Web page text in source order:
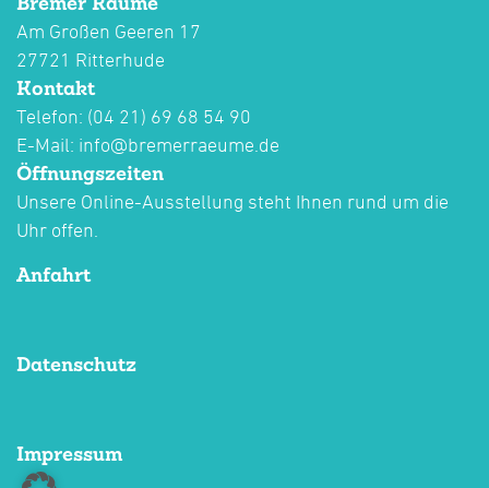
Am Großen Geeren 17
27721 Ritterhude
Kontakt
Telefon: (04 21) 69 68 54 90
E-Mail: info@bremerraeume.de
Öffnungszeiten
Unsere Online-Ausstellung steht Ihnen rund um die
Uhr offen.
Anfahrt
Datenschutz
Impressum